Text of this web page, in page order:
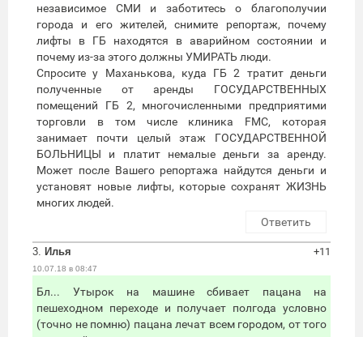
независимое СМИ и заботитесь о благополучии
города и его жителей, снимите репортаж, почему
лифты в ГБ находятся в аварийном состоянии и
почему из-за этого должны УМИРАТЬ люди.
Спросите у Маханькова, куда ГБ 2 тратит деньги
полученные от аренды ГОСУДАРСТВЕННЫХ
помещений ГБ 2, многочисленными предприятими
торговли в том числе клиника FMC, которая
занимает почти целый этаж ГОСУДАРСТВЕННОЙ
БОЛЬНИЦЫ и платит немалые деньги за аренду.
Может после Вашего репортажа найдутся деньги и
установят новые лифты, которые сохранят ЖИЗНЬ
многих людей.
Ответить
3. Илья
10.07.18 в 08:47
+11
Бл... Утырок на машине сбивает пацана на
пешеходном переходе и получает полгода условно
(точно не помню) пацана лечат всем городом, от того